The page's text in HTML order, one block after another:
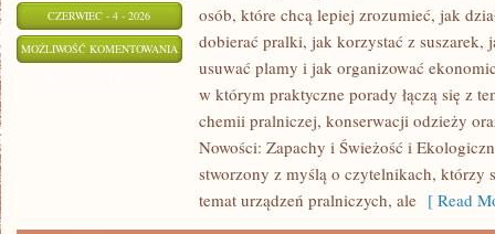
CZERWIEC - 4 - 2026
MOŻLIWOŚĆ KOMENTOWANIA EKOLOGICZNE
PRANIE
osób, które chcą lepiej zrozumieć, jak
dobierać pralki, jak korzystać z suszarek,
usuwać plamy i jak organizować
w którym praktyczne porady łączą się z
chemii pralniczej, konserwacji odzieży
Nowości: Zapachy i Świeżość i
stworzony z myślą o czytelnikach, którzy
temat urządzeń pralniczych, ale [ Read